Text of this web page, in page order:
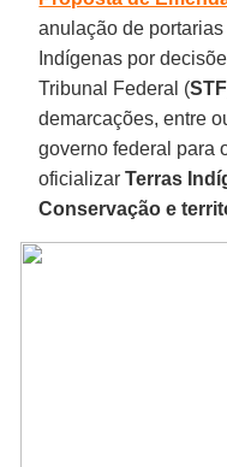
anulação de
Indígenas por
Tribunal Federal (STF
demarcações, entre
governo federal para
oficializarTerras
Conservação e